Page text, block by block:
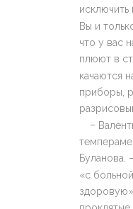
Вы и
что у вас
плюют в
качаются
приборы,
–
Буланова.
«с